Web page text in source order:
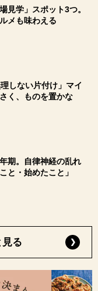
見学」スポット3つ。
メも味わえる
しない片付け」マイ
く、ものを置かな
期。自律神経の乱れ
と・始めたこと」
る